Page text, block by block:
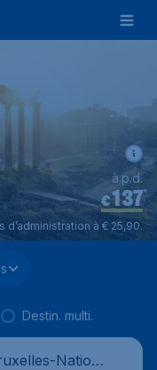
€137*
à.p.d.
à € 25,90.
Destin. multi.
Nation